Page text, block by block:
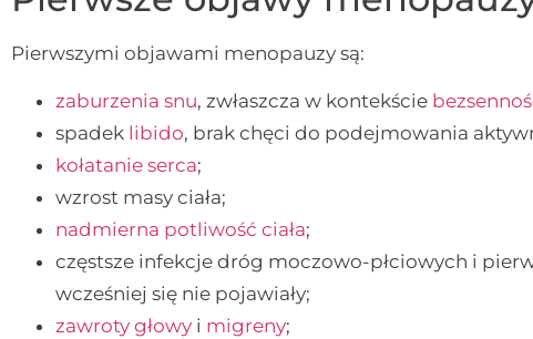
Pierwszymi objawami menopauzy są:
zaburzenia snu, zwłaszcza w kontekście
spadek libido, brak chęci do podejmowania
kołatanie serca;
wzrost masy ciała;
nadmierna potliwość ciała;
częstsze infekcje dróg moczowo-płciowych i
wcześniej się nie pojawiały;
zawroty głowy i migreny;